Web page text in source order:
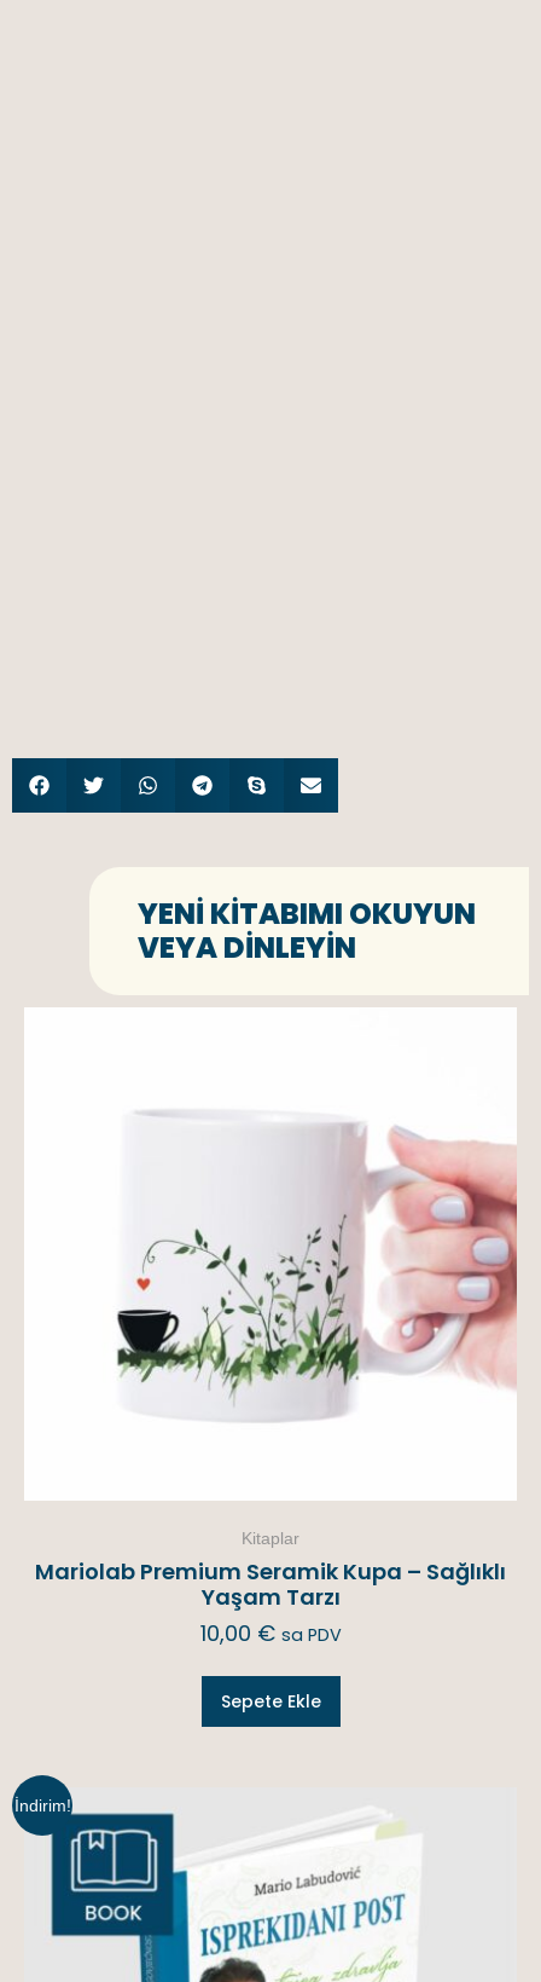
YENI KITABIMI OKUYUN
VEYA DINLEYIN
Kitaplar
Mariolab Premium Seramik Kupa – Sağlıklı
Yaşam Tarzı
10,00 € sa PDV
Sepete Ekle
İndirim!